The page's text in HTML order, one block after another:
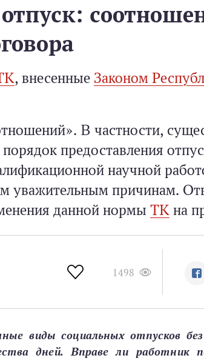
, внесенные Законом
В частности,
предоставления
научной
уважительным причинам.
данной нормы ТК на
1498
виды социальных отпусков без
дней. Вправе ли работник